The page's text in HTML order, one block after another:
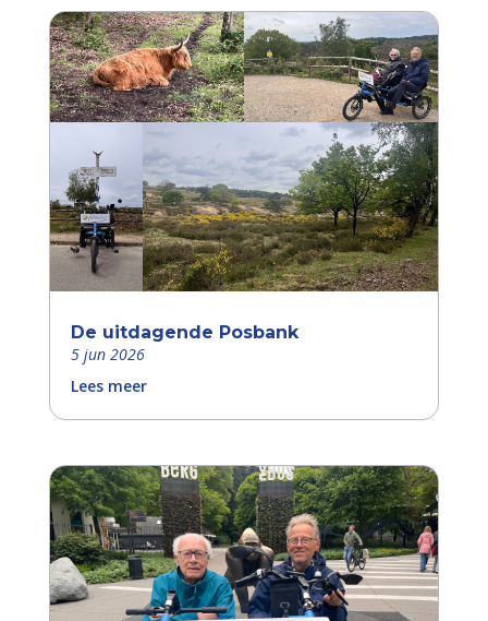
De uitdagende Posbank
5 jun 2026
Lees meer